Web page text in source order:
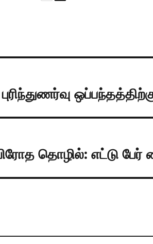
தொழில்: எட்டு பேர்